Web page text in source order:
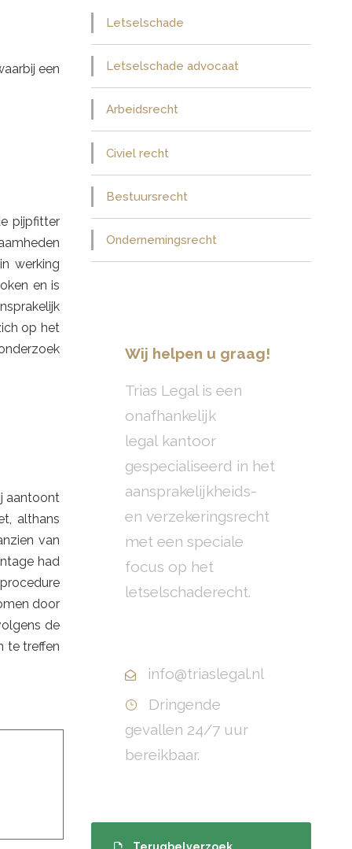
een
pijpfitter
werking
en is
op het
aantoont
althans
van
had
door
de
te treffen
Letselschade
Letselschade advocaat
Arbeidsrecht
Civiel recht
Bestuursrecht
Ondernemingsrecht
Wij helpen u graag!
Trias Legal is een
onafhankelijk
legal kantoor
gespecialiseerd in het
aansprakelijkheids-
en verzekeringsrecht
met een speciale
focus op het
letselschaderecht.
info@triaslegal.nl
Dringende
gevallen 24/7 uur
bereikbaar.